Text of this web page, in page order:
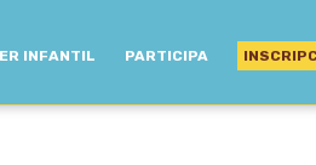
INFANTIL PARTICIPA